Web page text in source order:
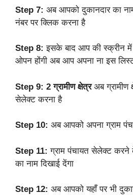
Step 7: अब आपको दुकानदार का
नंबर पर क्लिक करना है
Step 8:इसके बाद आप की स्क्रीन में
ओपन होंगी अब आप अपना ना इस
Step 9: 2 ग्रामीण क्षेत्रअब ग्रामीण
सेलेक्ट करना है
Step 10: अब आपको अपना ग्राम
Step 11: ग्राम पंचायत सेलेक्ट करने
का नाम दिखाई देंगा
Step 12: अब आपको यहाँ पर भी